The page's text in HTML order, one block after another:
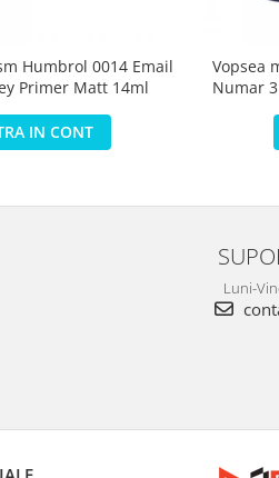
Humbrol 0014 Email
Primer Matt 14ml
IN CONT
Vopsea
Numar
Luni-